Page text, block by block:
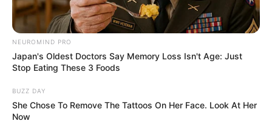
NEUROMIND PRO
Japan's Oldest Doctors Say Memory Loss Isn't Age: Just
Stop Eating These 3 Foods
BUZZ DAY
She Chose To Remove The Tattoos On Her Face. Look At Her
Now